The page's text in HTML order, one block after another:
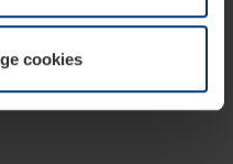
Personvernerklæringpå
cookies